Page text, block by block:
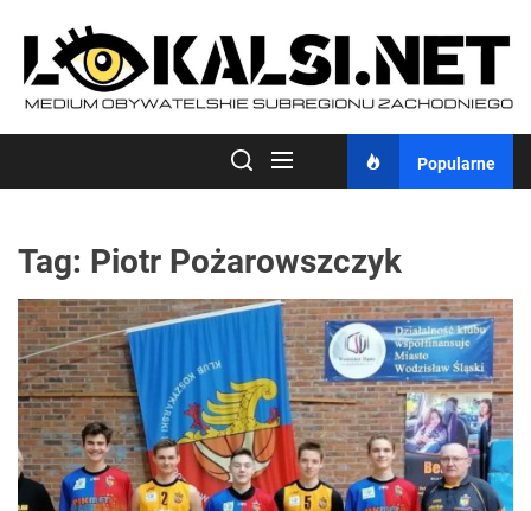
content
Popularne
Tag: Piotr Pożarowszczyk